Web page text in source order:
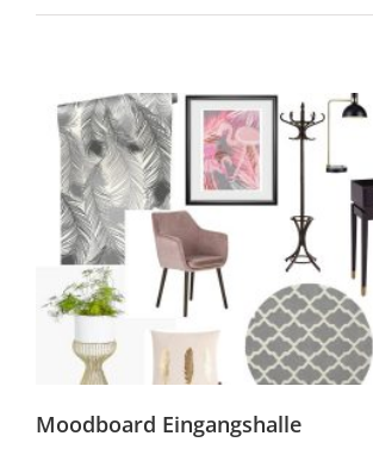
Moodboard Eingangshalle